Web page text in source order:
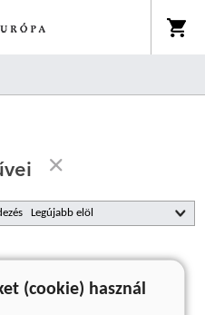
nincs találat
(cookie) használ